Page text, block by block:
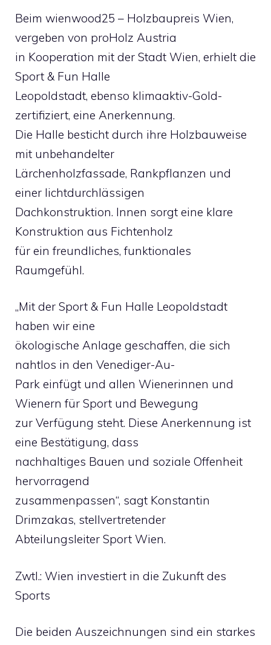
Beim wienwood25 – Holzbaupreis Wien,
vergeben von proHolz Austria
in Kooperation mit der Stadt Wien, erhielt die
Sport & Fun Halle
Leopoldstadt, ebenso klimaaktiv-Gold-
zertifiziert, eine Anerkennung.
Die Halle besticht durch ihre Holzbauweise
mit unbehandelter
Lärchenholzfassade, Rankpflanzen und
einer lichtdurchlässigen
Dachkonstruktion. Innen sorgt eine klare
Konstruktion aus Fichtenholz
für ein freundliches, funktionales
Raumgefühl.
„Mit der Sport & Fun Halle Leopoldstadt
haben wir eine
ökologische Anlage geschaffen, die sich
nahtlos in den Venediger-Au-
Park einfügt und allen Wienerinnen und
Wienern für Sport und Bewegung
zur Verfügung steht. Diese Anerkennung ist
eine Bestätigung, dass
nachhaltiges Bauen und soziale Offenheit
hervorragend
zusammenpassen“, sagt Konstantin
Drimzakas, stellvertretender
Abteilungsleiter Sport Wien.
Zwtl.: Wien investiert in die Zukunft des
Sports
Die beiden Auszeichnungen sind ein starkes